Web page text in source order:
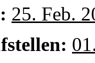
25. Feb.